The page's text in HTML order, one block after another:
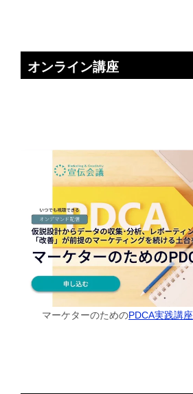
オンライン講座
マーケターのためのPDCA実践講座